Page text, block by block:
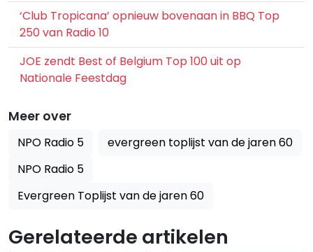
‘Club Tropicana’ opnieuw bovenaan in BBQ Top
250 van Radio 10
JOE zendt Best of Belgium Top 100 uit op
Nationale Feestdag
Meer over
NPO Radio 5
evergreen toplijst van de jaren 60
NPO Radio 5
Evergreen Toplijst van de jaren 60
Gerelateerde artikelen